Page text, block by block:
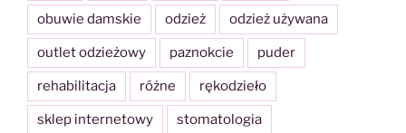
obuwie damskie odzież odzież używana
outlet odzieżowy paznokcie puder
rehabilitacja różne rękodzieło
sklep internetowy stomatologia